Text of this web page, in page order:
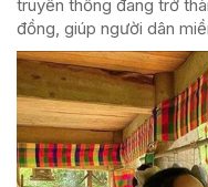
truyền thống đang trở
đồng, giúp người dân